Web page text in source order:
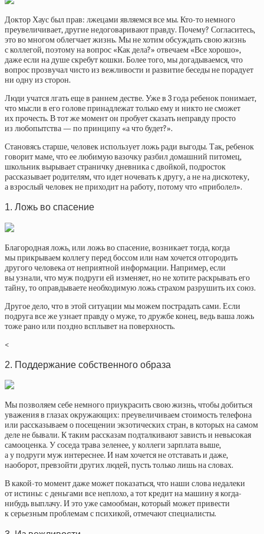
Доктор Хаус был прав: лжецами являемся все мы. Кто-то немного
преувеличивает, другие недоговаривают правду. Почему? Согласитесь,
это во многом облегчает жизнь. Мы не хотим обсуждать свою жизнь
с коллегой, поэтому на вопрос «Как дела?» отвечаем «Все хорошо»,
даже если на душе скребут кошки. Более того, мы догадываемся, что
вопрос прозвучал чисто из вежливости и развитие беседы не порадует
ни одну из сторон.
Люди учатся лгать еще в раннем дестве. Уже в 3 года ребенок понимает,
что мысли в его голове принадлежат только ему и никто не сможет
их прочесть. В тот же момент он пробует сказать неправду просто
из любопытства — по принципу «а что будет?».
Становясь старше, человек использует ложь ради выгоды. Так, ребенок
говорит маме, что ее любимую вазочку разбил домашний питомец,
школьник вырывает страничку дневника с двойкой, подросток
рассказывает родителям, что идет ночевать к другу, а не на дискотеку,
а взрослый человек не приходит на работу, потому что «приболел».
1. Ложь во спасение
Благородная ложь, или ложь во спасение, возникает тогда, когда
мы прикрываем коллегу перед боссом или нам хочется отгородить
другого человека от неприятной информации. Например, если
вы узнали, что муж подруги ей изменяет, но не хотите раскрывать его
тайну, то оправдываете необходимую ложь страхом разрушить их союз.
Другое дело, что в этой ситуации мы можем пострадать сами. Если
подруга все же узнает правду о муже, то дружбе конец, ведь ваша ложь
тоже рано или поздно всплывет на поверхность.
<
2. Поддержание собственного образа
Мы позволяем себе немного приукрасить свою жизнь, чтобы добиться
уважения в глазах окружающих: преувеличиваем стоимость телефона
или рассказываем о посещении экзотических стран, в которых на самом
деле не бывали. К таким рассказам подталкивают зависть и невысокая
самооценка. У соседа трава зеленее, у коллеги зарплата выше,
а у подруги муж интереснее. И нам хочется не отставать и даже,
наоборот, превзойти других людей, пусть только лишь на словах.
В какой-то момент даже может показаться, что наши слова недалеки
от истины: с деньгами все неплохо, а тот кредит на машину я когда-
нибудь выплачу. И это уже самообман, который может привести
к серьезным проблемам с психикой, отмечают специалисты.